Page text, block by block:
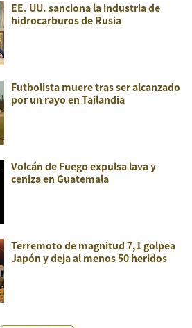
EE. UU. sanciona la industria de
hidrocarburos de Rusia
Futbolista muere tras ser alcanzado
por un rayo en Tailandia
Volcán de Fuego expulsa lava y
ceniza en Guatemala
Terremoto de magnitud 7,1 golpea
Japón y deja al menos 50 heridos